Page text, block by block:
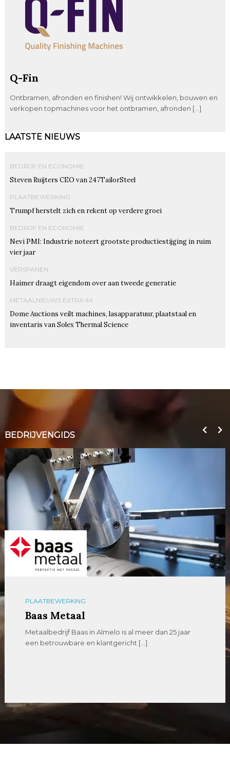
Q-Fin
Ontbramen, afronden en finishen! Wij ontwikkelen, bouwen en
verkopen topmachines voor het ontbramen, afronden […]
LAATSTE NIEUWS
BEDRIJF EN ECONOMIE
Steven Ruijters CEO van 247TailorSteel
PLAATBEWERKING
Trumpf herstelt zich en rekent op verdere groei
BEDRIJF EN ECONOMIE
Nevi PMI: Industrie noteert grootste productiestijging in ruim
vier jaar
VERSPANEN
Haimer draagt eigendom over aan tweede generatie
METAALNIEUWS EXTRA IM
Dome Auctions veilt machines, lasapparatuur, plaatstaal en
inventaris van Solex Thermal Science
BEDRIJVENGIDS
PLAATBEWERKING
Baas Metaal
Metaalbedrijf Baas in Almelo is al meer dan 25 jaar
een betrouwbare en klantgericht […]